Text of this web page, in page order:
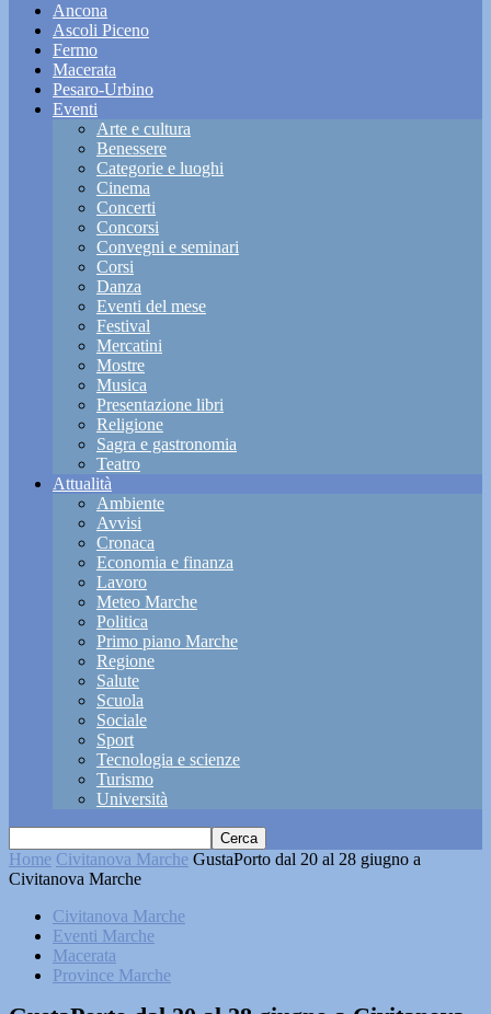
Ancona
Ascoli Piceno
Fermo
Macerata
Pesaro-Urbino
Eventi
Arte e cultura
Benessere
Categorie e luoghi
Cinema
Concerti
Concorsi
Convegni e seminari
Corsi
Danza
Eventi del mese
Festival
Mercatini
Mostre
Musica
Presentazione libri
Religione
Sagra e gastronomia
Teatro
Attualità
Ambiente
Avvisi
Cronaca
Economia e finanza
Lavoro
Meteo Marche
Politica
Primo piano Marche
Regione
Salute
Scuola
Sociale
Sport
Tecnologia e scienze
Turismo
Università
Home Civitanova Marche GustaPorto dal 20 al 28 giugno a
Civitanova Marche
Civitanova Marche
Eventi Marche
Macerata
Province Marche